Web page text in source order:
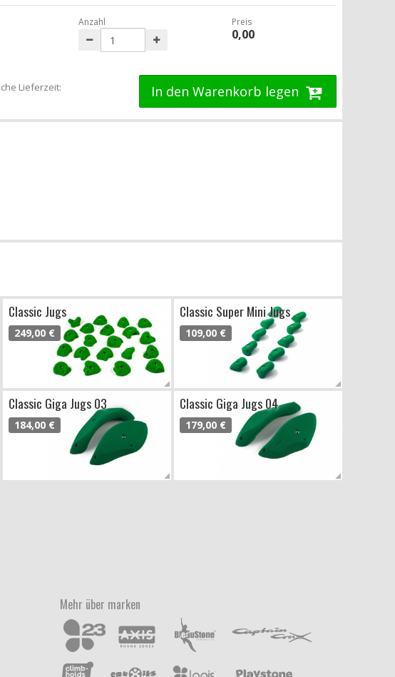
Anzahl Preis
0,00
Lieferzeit:
In den Warenkorb legen
Classic Jugs
249,00 €
Classic Super Mini Jugs
109,00 €
Classic Giga Jugs 03
184,00 €
Classic Giga Jugs 04
179,00 €
Mehr über marken